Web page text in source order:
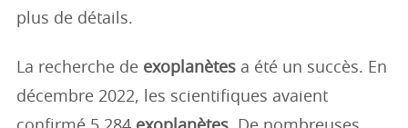
plus de détails.
La recherche de exoplanètes a été un succès. En
décembre 2022, les scientifiques avaient